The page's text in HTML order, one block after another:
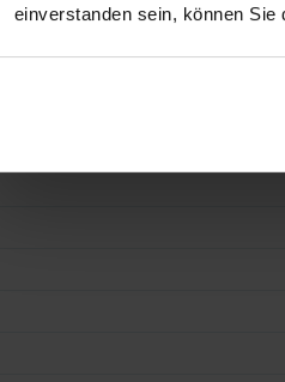
einverstanden sein, können Sie